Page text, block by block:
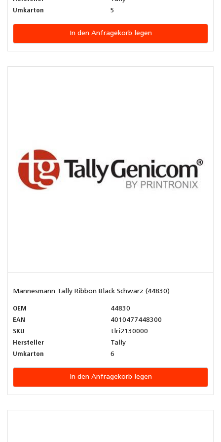
Umkarton
5
In den Anfragekorb legen
Mannesmann Tally Ribbon Black Schwarz (44830)
OEM
44830
EAN
4010477448300
SKU
tlri2130000
Hersteller
Tally
Umkarton
6
In den Anfragekorb legen